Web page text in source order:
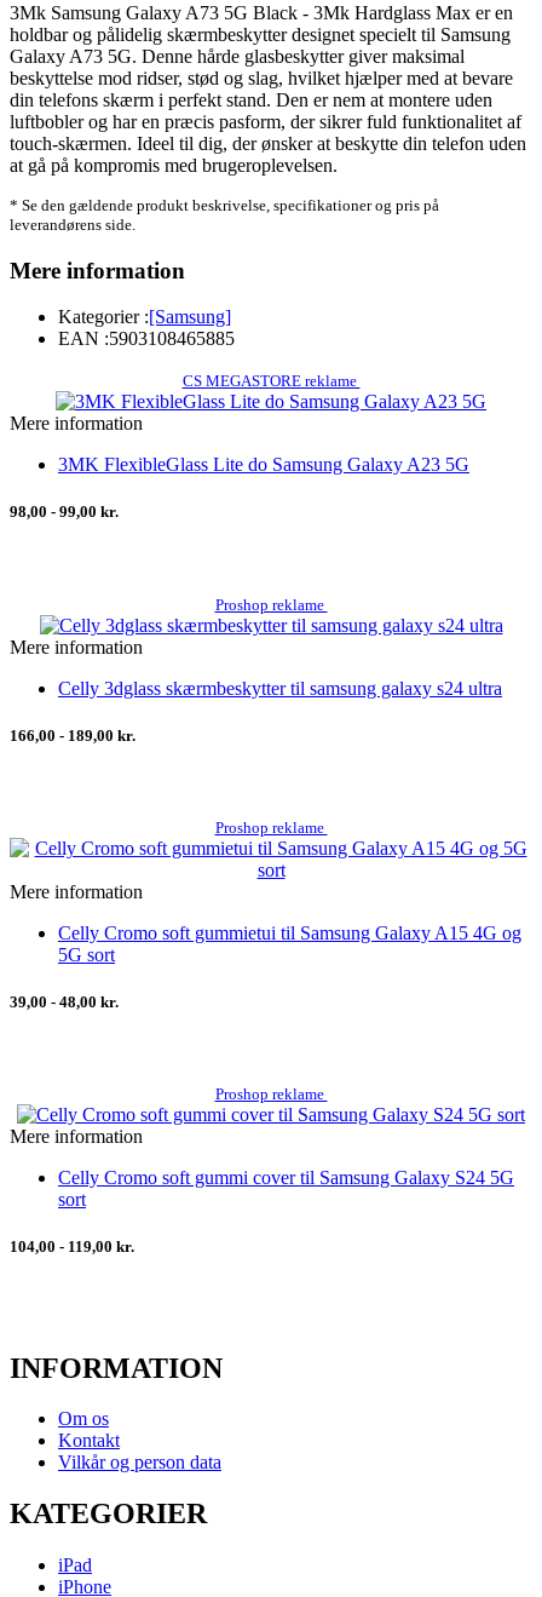
3Mk Samsung Galaxy A73 5G Black - 3Mk Hardglass Max er en
holdbar og pålidelig skærmbeskytter designet specielt til Samsung
Galaxy A73 5G. Denne hårde glasbeskytter giver maksimal
beskyttelse mod ridser, stød og slag, hvilket hjælper med at bevare
din telefons skærm i perfekt stand. Den er nem at montere uden
luftbobler og har en præcis pasform, der sikrer fuld funktionalitet af
touch-skærmen. Ideel til dig, der ønsker at beskytte din telefon uden
at gå på kompromis med brugeroplevelsen.
* Se den gældende produkt beskrivelse, specifikationer og pris på
leverandørens side.
Mere information
Kategorier :[Samsung]
EAN :5903108465885
CS MEGASTORE reklame
Mere information
3MK FlexibleGlass Lite do Samsung Galaxy A23 5G
98,00 - 99,00 kr.
Proshop reklame
Mere information
Celly 3dglass skærmbeskytter til samsung galaxy s24 ultra
166,00 - 189,00 kr.
Proshop reklame
Mere information
Celly Cromo soft gummietui til Samsung Galaxy A15 4G og
5G sort
39,00 - 48,00 kr.
Proshop reklame
Mere information
Celly Cromo soft gummi cover til Samsung Galaxy S24 5G
sort
104,00 - 119,00 kr.
INFORMATION
Om os
Kontakt
Vilkår og person data
KATEGORIER
iPad
iPhone